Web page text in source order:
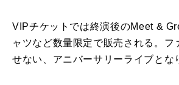
VIPチケットでは終演後のMeet &
ャツなど数量限定で販売される。フ
せない、アニバーサリーライブとな